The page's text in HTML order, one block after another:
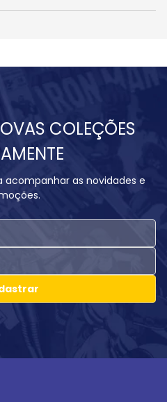
COLEÇÕES
as novidades e